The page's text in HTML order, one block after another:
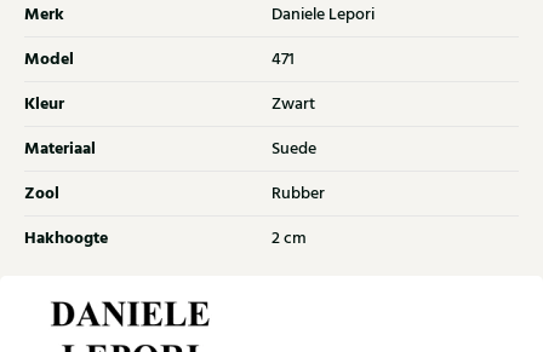
Merk Daniele Lepori
Model 471
Kleur Zwart
Materiaal Suede
Zool Rubber
Hakhoogte 2 cm